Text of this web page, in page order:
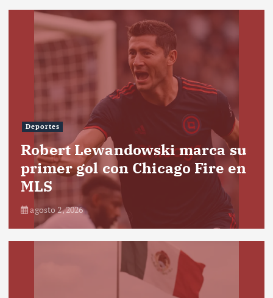
Deportes
Robert Lewandowski marca su
primer gol con Chicago Fire en
MLS
agosto 2, 2026